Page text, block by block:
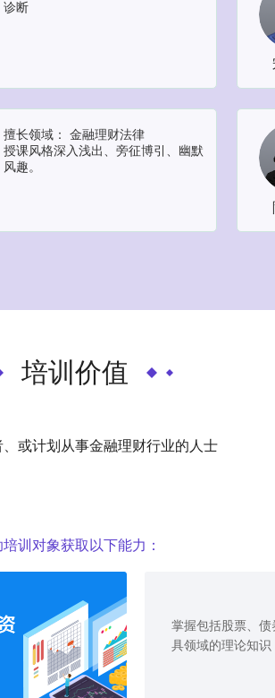
诊断
擅长领域：
金融理财法律
授课风格深入浅出、旁征博引、幽默
风趣。
基金投资策略、家族信托架构、家族
20 年实务经验。
培训价值
或计划从事金融理财行业的人士
训对象获取以下能力：
掌握包括股票、
具领域的理论知识